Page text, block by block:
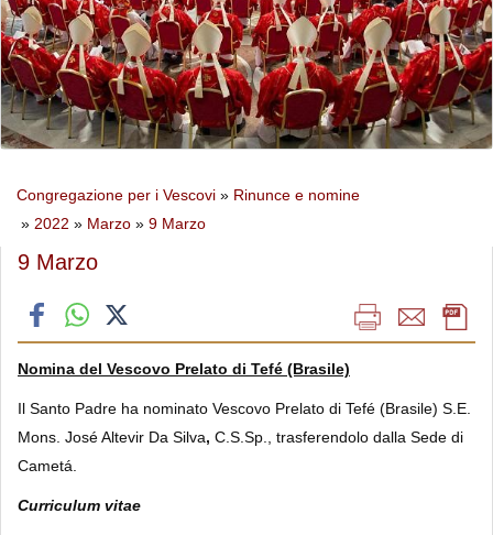
Congregazione per i Vescovi » Rinunce e nomine
» 2022 » Marzo » 9 Marzo
9 Marzo
Nomina del Vescovo Prelato di Tefé (Brasile)
Il Santo Padre ha nominato Vescovo Prelato di Tefé (Brasile) S.E.
Mons. José Altevir Da Silva, C.S.Sp., trasferendolo dalla Sede di
Cametá.
Curriculum vitae